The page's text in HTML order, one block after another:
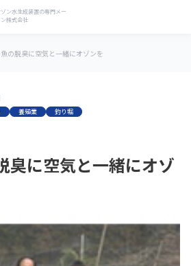
の脱臭に空気と一緒にオゾンを
養殖業 釣り堀
臭に空気と一緒にオゾ